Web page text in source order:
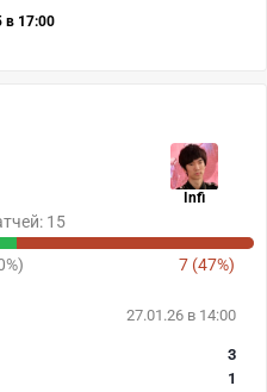
в 17:00
Infi
15
7 (47%)
27.01.26 в 14:00
3
1